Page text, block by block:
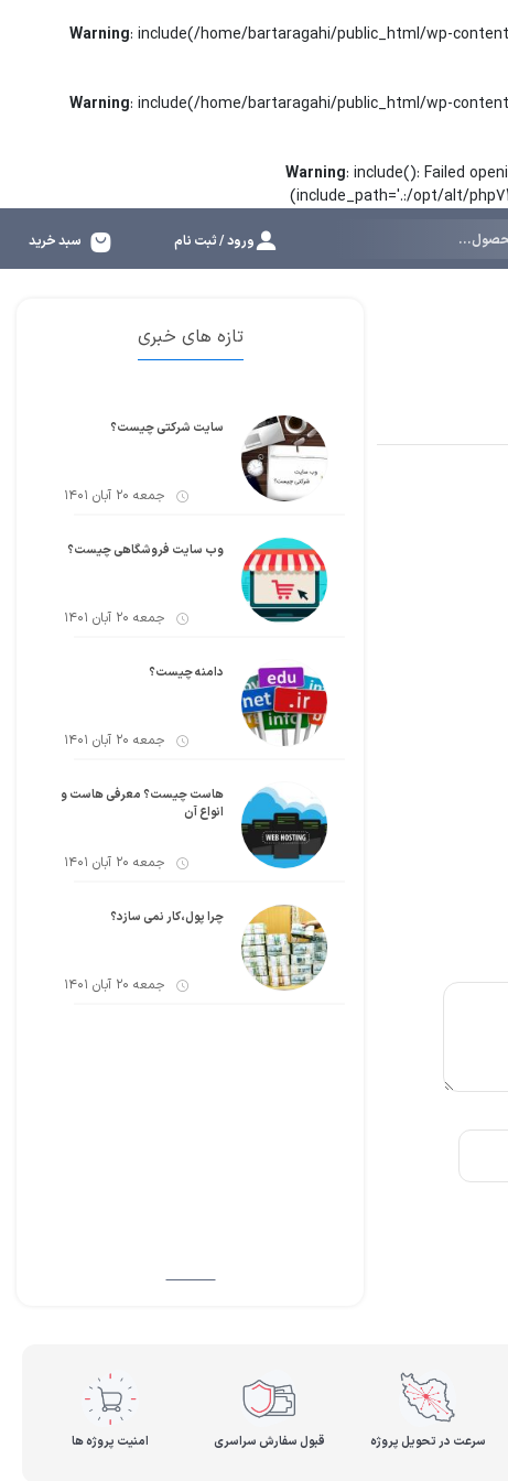
Warning: include(/home/bartaragahi/public_html/wp-
Warning: include(/home/bartaragahi/public_html/wp-
Warning: include(): Failed
(include_path='.:/opt/alt/
ورود / ثبت نام سبد خرید
تازه های خبری
سایت شرکتی چیست؟
جمعه 20 آبان 1401
وب سایت فروشگاهی چیست؟
جمعه 20 آبان 1401
دامنه چیست؟
جمعه 20 آبان 1401
هاست چیست؟ معرفی هاست و
انواع آن
جمعه 20 آبان 1401
چرا پول،کار نمی سازد؟
جمعه 20 آبان 1401
سرعت در تحویل پروژه قبول سفارش سراسری امنیت پروژه ها